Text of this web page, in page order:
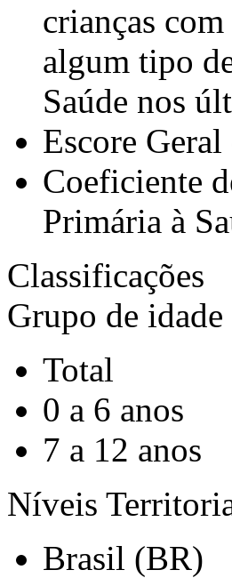
crianças
algum tipo
Saúde nos
Escore
Coeficiente
Primária à
Classificações
Grupo de idade
Total
0 a 6 anos
7 a 12 anos
Níveis
Brasil (BR)